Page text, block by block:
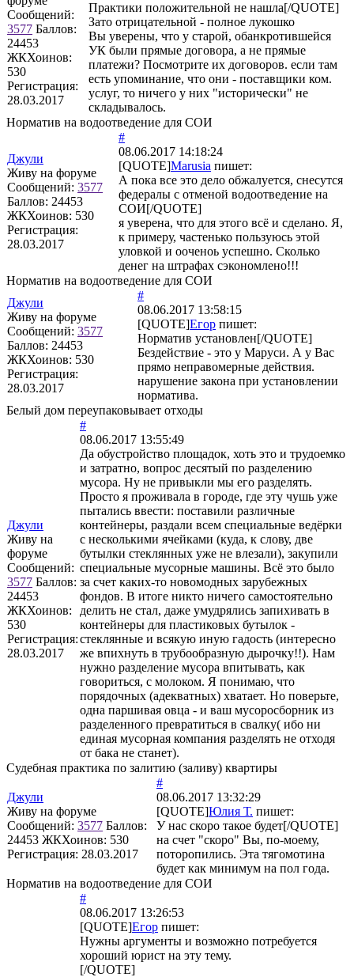
Сообщений:
3577 Баллов:
24453
ЖКХоинов:
530
Регистрация:
28.03.2017
Практики положительной не нашла[/QUOTE]
Зато отрицательной - полное лукошко
Вы уверены, что у старой, обанкротившейся
УК были прямые договора, а не прямые
платежи? Посмотрите их договоров. если там
есть упоминание, что они - поставщики ком.
услуг, то ничего у них "исторически" не
складывалось.
Норматив на водоотведение для СОИ
Джули
Живу на форуме
Сообщений: 3577
Баллов: 24453
ЖКХоинов: 530
Регистрация:
28.03.2017
#
08.06.2017 14:18:24
[QUOTE]Marusia пишет:
А пока все это дело обжалуется, снесутся
федералы с отменой водоотведение на
СОИ[/QUOTE]
я уверена, что для этого всё и сделано. Я,
к примеру, частенько пользуюсь этой
уловкой и ооченоь успешно. Сколько
денег на штрафах сэкономлено!!!
Норматив на водоотведение для СОИ
Джули
Живу на форуме
Сообщений: 3577
Баллов: 24453
ЖКХоинов: 530
Регистрация:
28.03.2017
#
08.06.2017 13:58:15
[QUOTE]Егор пишет:
Норматив установлен[/QUOTE]
Бездействие - это у Маруси. А у Вас
прямо неправомерные действия.
нарушение закона при установлении
норматива.
Белый дом переупаковывает отходы
Джули
Живу на
форуме
Сообщений:
3577 Баллов:
24453
ЖКХоинов:
530
Регистрация:
28.03.2017
#
08.06.2017 13:55:49
Да обустройство площадок, хоть это и трудоемко
и затратно, вопрос десятый по разделению
мусора. Ну не привыкли мы его разделять.
Просто я проживала в городе, где эту чушь уже
пытались ввести: поставили различные
контейнеры, раздали всем специальные ведёрки
с несколькими ячейками (куда, к слову, две
бутылки стеклянных уже не влезали), закупили
специальные мусорные машины. Всё это было
за счет каких-то новомодных зарубежных
фондов. В итоге никто ничего самостоятельно
делить не стал, даже умудрялись запихивать в
контейнеры для пластиковых бутылок -
стеклянные и всякую иную гадость (интересно
же впихнуть в трубообразную дырочку!!). Нам
нужно разделение мусора впитывать, как
говориться, с молоком. Я понимаю, что
порядочных (адекватных) хватает. Но поверьте,
одна паршивая овца - и ваш мусоросборник из
разделенного превратиться в свалку( ибо ни
единая мусорная компания разделять не отходя
от бака не станет).
Судебная практика по залитию (заливу) квартиры
Джули
Живу на форуме
Сообщений: 3577 Баллов:
24453 ЖКХоинов: 530
Регистрация: 28.03.2017
#
08.06.2017 13:32:29
[QUOTE]Юлия Т. пишет:
У нас скоро такое будет[/QUOTE]
на счет "скоро" Вы, по-моему,
поторопились. Эта тягомотина
будет как минимум на пол года.
Норматив на водоотведение для СОИ
#
08.06.2017 13:26:53
[QUOTE]Егор пишет:
Нужны аргументы и возможно потребуется
хороший юрист на эту тему.
[/QUOTE]